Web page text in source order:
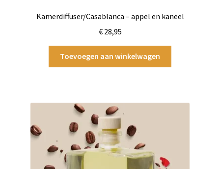
Kamerdiffuser/Casablanca – appel en kaneel
€28,95
Toevoegen aan winkelwagen